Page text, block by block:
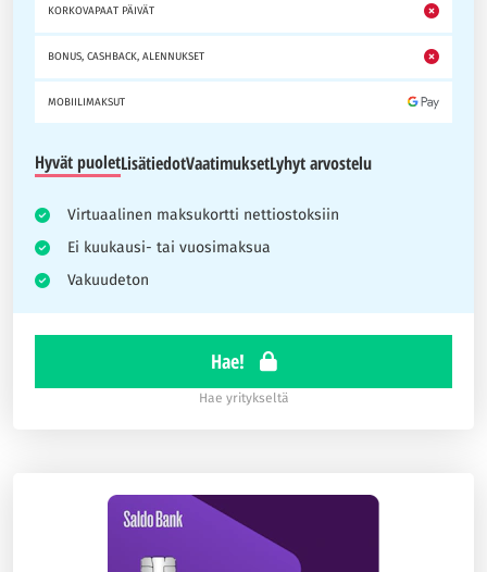
KORKOVAPAAT PÄIVÄT
BONUS, CASHBACK, ALENNUKSET
MOBIILIMAKSUT
Hyvät puoletLisätiedotVaatimuksetLyhyt arvostelu
Virtuaalinen maksukortti nettiostoksiin
Ei kuukausi- tai vuosimaksua
Vakuudeton
Hae!
Hae yritykseltä